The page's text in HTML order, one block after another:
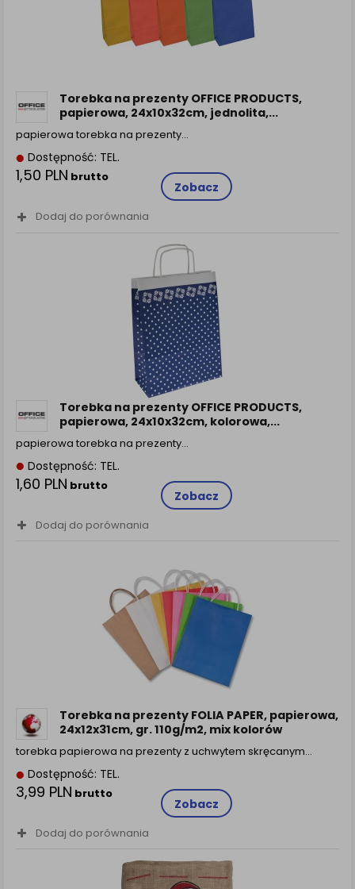
Torebka na prezenty OFFICE PRODUCTS,
papierowa, 24x10x32cm, jednolita,...
papierowa torebka na prezenty…
Dostępność: TEL.
1,50 PLN brutto
Zobacz
Dodaj do porównania
Torebka na prezenty OFFICE PRODUCTS,
papierowa, 24x10x32cm, kolorowa,...
papierowa torebka na prezenty…
Dostępność: TEL.
1,60 PLN brutto
Zobacz
Dodaj do porównania
Torebka na prezenty FOLIA PAPER, papierowa,
24x12x31cm, gr. 110g/m2, mix kolorów
torebka papierowa na prezenty z uchwytem skręcanym…
Dostępność: TEL.
3,99 PLN brutto
Zobacz
Dodaj do porównania